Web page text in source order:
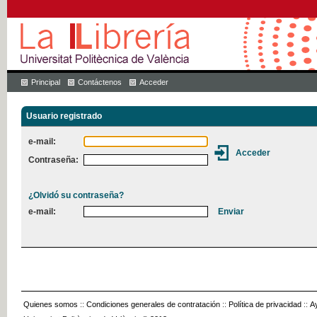
Principal Contáctenos Acceder
Usuario registrado
e-mail:
Contraseña:
¿Olvidó su contraseña?
e-mail:
Quienes somos :: Condiciones generales de contratación :: Política de privacidad ::